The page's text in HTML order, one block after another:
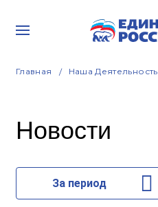
Главная Наша Деятельность
Новости
За период